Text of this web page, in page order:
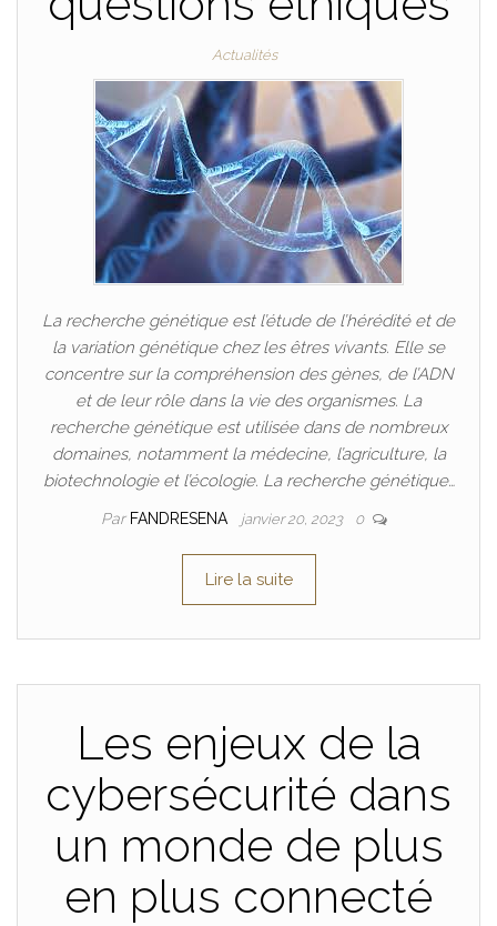
Actualités
La recherche génétique est l’étude de l’hérédité et de
la variation génétique chez les êtres vivants. Elle se
concentre sur la compréhension des gènes, de l’ADN
et de leur rôle dans la vie des organismes. La
recherche génétique est utilisée dans de nombreux
domaines, notamment la médecine, l’agriculture, la
biotechnologie et l’écologie. La recherche génétique…
Par FANDRESENA janvier 20, 2023 0
Lire la suite
Les enjeux de la
cybersécurité dans
un monde de plus
en plus connecté